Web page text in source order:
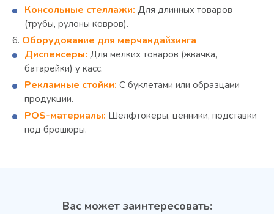
Консольные стеллажи: Для длинных товаров
(трубы, рулоны ковров).
Оборудование для мерчандайзинга
Диспенсеры: Для мелких товаров (жвачка,
батарейки) у касс.
Рекламные стойки: С буклетами или образцами
продукции.
POS-материалы: Шелфтокеры, ценники, подставки
под брошюры.
Вас может заинтересовать: